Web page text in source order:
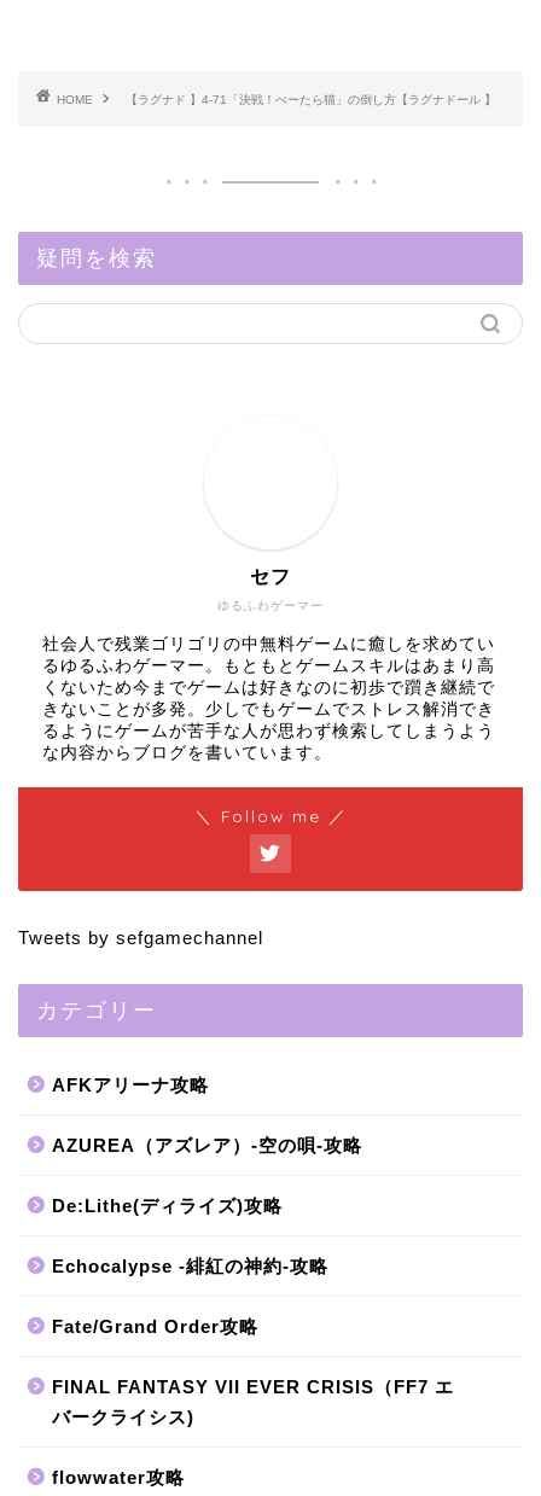
HOME 【ラグナド 】4-71「決戦！べーたら猫」の倒し方【ラグナドール 】
疑問を検索
ゆるふわゲーマー
セフ
社会人で残業ゴリゴリの中無料ゲームに癒しを求めてい
るゆるふわゲーマー。もともとゲームスキルはあまり高
くないため今までゲームは好きなのに初歩で躓き継続で
きないことが多発。少しでもゲームでストレス解消でき
るようにゲームが苦手な人が思わず検索してしまうよう
な内容からブログを書いています。
＼ Follow me ／
Tweets by sefgamechannel
カテゴリー
AFKアリーナ攻略
AZUREA（アズレア）-空の唄-攻略
De:Lithe(ディライズ)攻略
Echocalypse -緋紅の神約-攻略
Fate/Grand Order攻略
FINAL FANTASY VII EVER CRISIS（FF7 エ
バークライシス)
flowwater攻略